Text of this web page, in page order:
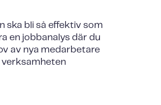
ska bli så effektiv som
en jobbanalys där du
av nya medarbetare